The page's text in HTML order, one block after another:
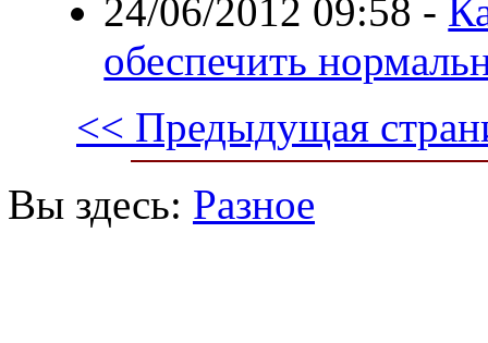
24/06/2012 09:58 -
обеспечить
<< Предыдущая
Вы здесь: Разное